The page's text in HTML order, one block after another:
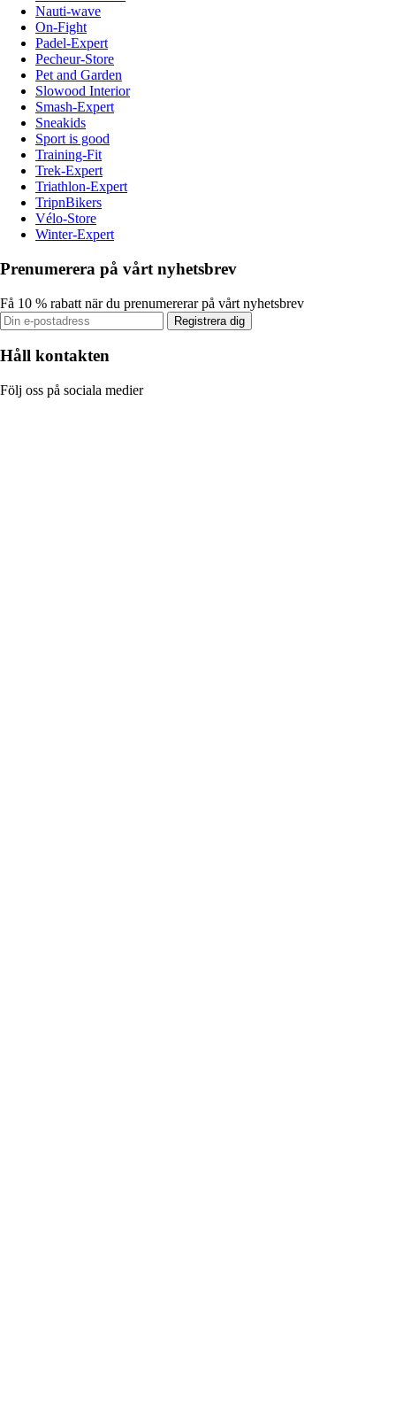
Nauti-wave
On-Fight
Padel-Expert
Pecheur-Store
Pet and Garden
Slowood Interior
Smash-Expert
Sneakids
Sport is good
Training-Fit
Trek-Expert
Triathlon-Expert
TripnBikers
Vélo-Store
Winter-Expert
Prenumerera på vårt nyhetsbrev
Få 10 % rabatt när du prenumererar på vårt nyhetsbrev
Registrera dig
Håll kontakten
Följ oss på sociala medier